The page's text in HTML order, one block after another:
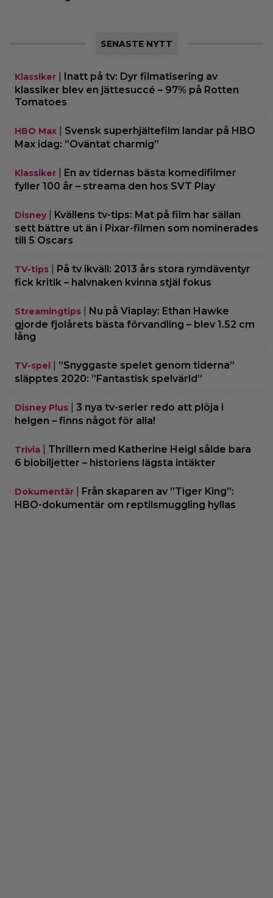
SENASTE NYTT
Klassiker
Inatt på tv: Dyr filmatisering av
klassiker blev en jättesuccé – 97% på Rotten
Tomatoes
HBO Max
Svensk superhjältefilm landar på HBO
Max idag: ”Oväntat charmig”
Klassiker
En av tidernas bästa komedifilmer
fyller 100 år – streama den hos SVT Play
Disney| Kvällens tv-tips: Mat på film har sällan
sett bättre ut än i Pixar-filmen som nominerades
till 5 Oscars
TV-tips
På tv ikväll: 2013 års stora rymdäventyr
fick kritik – halvnaken kvinna stjäl fokus
Streamingtips
Nu på Viaplay: Ethan Hawke
gjorde fjolårets bästa förvandling – blev 1.52 cm
lång
TV-spel
”Snyggaste spelet genom tiderna”
släpptes 2020: ”Fantastisk spelvärld”
Disney Plus
3 nya tv-serier redo att plöja i
helgen – finns något för alla!
Trivia
Thrillern med Katherine Heigl sålde bara
6 biobiljetter – historiens lägsta intäkter
Dokumentär
Från skaparen av ”Tiger King”:
HBO-dokumentär om reptilsmuggling hyllas